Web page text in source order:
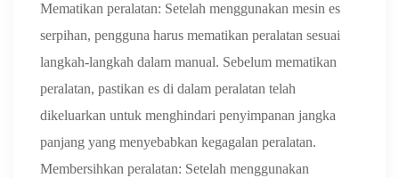
Mematikan peralatan: Setelah menggunakan mesin es
serpihan, pengguna harus mematikan peralatan sesuai
langkah-langkah dalam manual. Sebelum mematikan
peralatan, pastikan es di dalam peralatan telah
dikeluarkan untuk menghindari penyimpanan jangka
panjang yang menyebabkan kegagalan peralatan.
Membersihkan peralatan: Setelah menggunakan